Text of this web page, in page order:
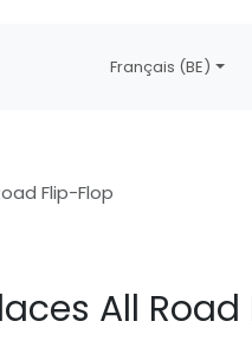
Postes
Français (BE)
Flip-Flop
All